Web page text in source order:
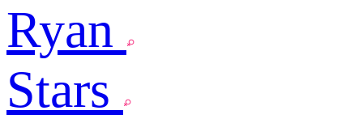
Ryan
Stars